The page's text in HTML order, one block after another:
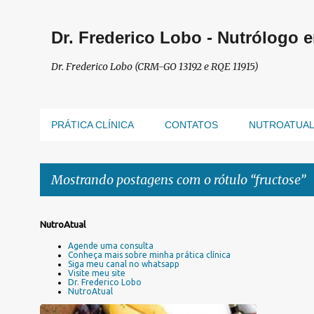
Dr. Frederico Lobo - Nutrólogo
Dr. Frederico Lobo (CRM-GO 13192 e RQE 11915)
PRÁTICA CLÍNICA CONTATOS NUTROATUAL
Mostrando postagens com o rótulo fructose
P
NutroAtual
Agende uma consulta
Conheça mais sobre minha prática clínica
Siga meu canal no whatsapp
Visite meu site
Dr. Frederico Lobo
NutroAtual